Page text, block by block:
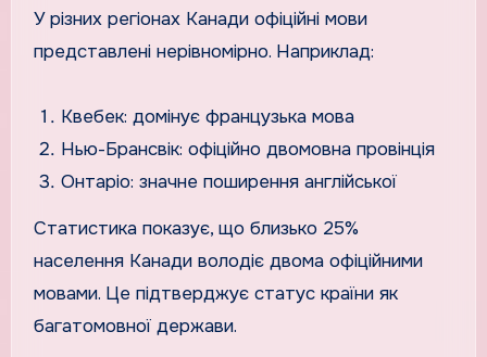
У різних регіонах Канади офіційні мови
представлені нерівномірно. Наприклад:
Квебек: домінує французька мова
Нью-Брансвік: офіційно двомовна провінція
Онтаріо: значне поширення англійської
Статистика показує, що близько 25%
населення Канади володіє двома офіційними
мовами. Це підтверджує статус країни як
багатомовної держави.